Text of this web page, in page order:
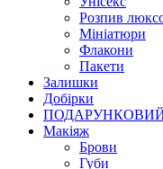
Розпив
Мініатюри
Флакони
Пакети
Залишки
Добірки
ПОДАРУНКОВИЙ
Макіяж
Брови
Губи